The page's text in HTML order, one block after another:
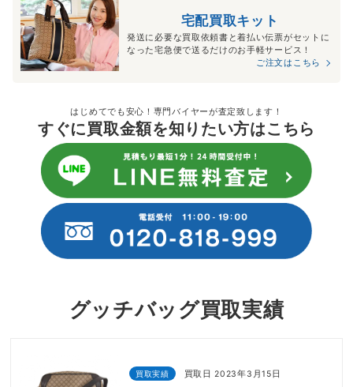
宅配買取キット
発送に必要な買取依頼書と着払い伝票がセットに
なった宅急便で送るだけのお手軽サービス！
ご注文はこちら
はじめてでも安心！専門バイヤーが査定致します！
すぐに買取金額を知りたい方はこちら
グッチバッグ買取実績
買取実績 買取日 2023年3月15日